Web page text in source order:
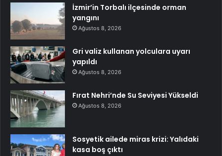
İzmir’in Torbalı ilçesinde orman
yangını
Ağustos 8, 2026
Gri valiz kullanan yolculara uyarı
yapıldı
Ağustos 8, 2026
Fırat Nehri’nde Su Seviyesi Yükseldi
Ağustos 8, 2026
Sosyetik ailede miras krizi: Yalıdaki
kasa boş çıktı